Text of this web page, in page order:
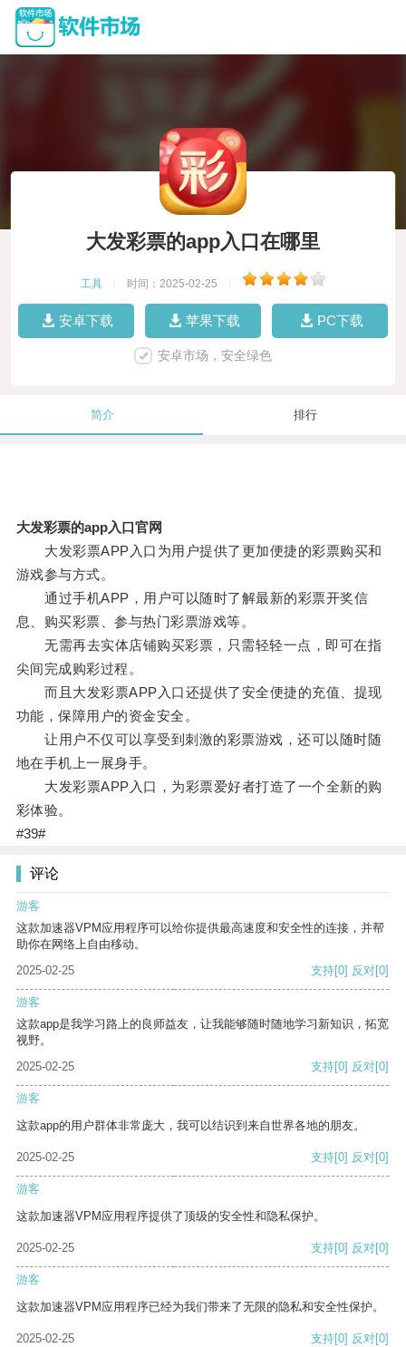
大发彩票的app入口在哪里
工具 时间：2025-02-25
安卓下载 苹果下载 PC下载
安卓市场，安全绿色
简介 排行
大发彩票的app入口官网
大发彩票APP入口为用户提供了更加便捷的彩票购买和
游戏参与方式。
通过手机APP，用户可以随时了解最新的彩票开奖信
息、购买彩票、参与热门彩票游戏等。
无需再去实体店铺购买彩票，只需轻轻一点，即可在指
尖间完成购彩过程。
而且大发彩票APP入口还提供了安全便捷的充值、提现
功能，保障用户的资金安全。
让用户不仅可以享受到刺激的彩票游戏，还可以随时随
地在手机上一展身手。
大发彩票APP入口，为彩票爱好者打造了一个全新的购
彩体验。
#39#
评论
游客
这款加速器VPM应用程序可以给你提供最高速度和安全性的连接，并帮
助你在网络上自由移动。
2025-02-25
支持[0] 反对[0]
游客
这款app是我学习路上的良师益友，让我能够随时随地学习新知识，拓宽
视野。
2025-02-25
支持[0] 反对[0]
游客
这款app的用户群体非常庞大，我可以结识到来自世界各地的朋友。
2025-02-25 支持[0] 反对[0]
游客
这款加速器VPM应用程序提供了顶级的安全性和隐私保护。
2025-02-25 支持[0] 反对[0]
游客
这款加速器VPM应用程序已经为我们带来了无限的隐私和安全性保护。
2025-02-25 支持[0] 反对[0]